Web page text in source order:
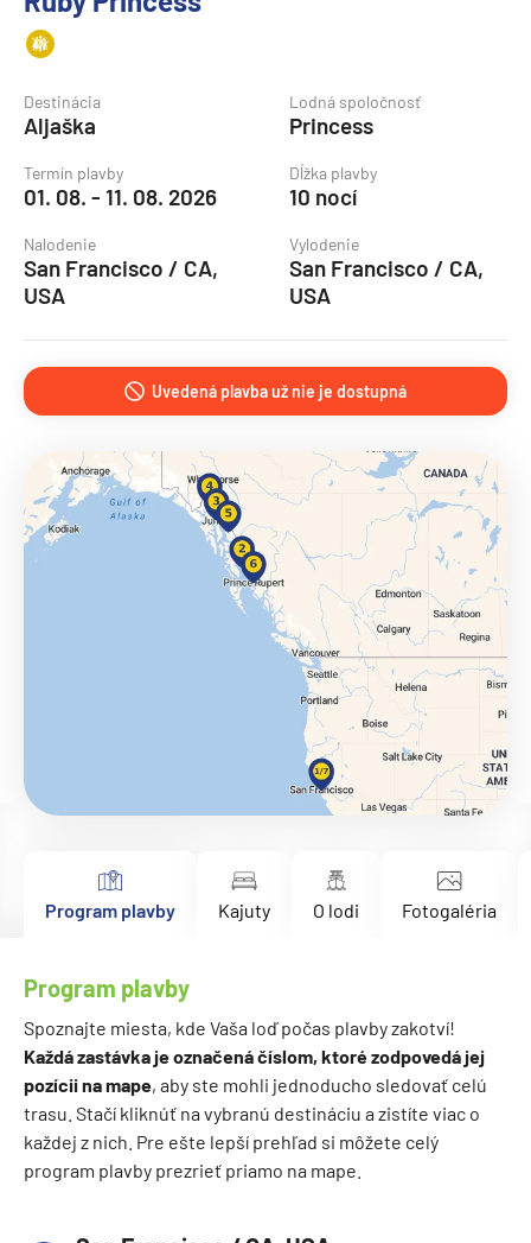
Destinácia
Aljaška
Lodná spoločnosť
Princess
Termín plavby
01. 08. - 11. 08. 2026
Dĺžka plavby
10 nocí
Nalodenie
San Francisco / CA,
USA
Vylodenie
San Francisco / CA,
USA
Uvedená plavba už nie je dostupná
Program plavby Kajuty O lodi Fotogaléria
Program plavby
Spoznajte miesta, kde Vaša loď počas plavby zakotví!
Každá zastávka je označená číslom, ktoré zodpovedá jej
pozícii na mape, aby ste mohli jednoducho sledovať celú
trasu. Stačí kliknúť na vybranú destináciu a zistíte viac o
každej z nich. Pre ešte lepší prehľad si môžete celý
program plavby prezrieť priamo na mape.